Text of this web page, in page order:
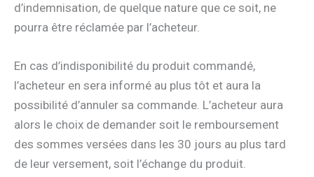
d’indemnisation, de quelque nature que ce soit, ne
pourra être réclamée par l’acheteur.
En cas d’indisponibilité du produit commandé,
l’acheteur en sera informé au plus tôt et aura la
possibilité d’annuler sa commande. L’acheteur aura
alors le choix de demander soit le remboursement
des sommes versées dans les 30 jours au plus tard
de leur versement, soit l’échange du produit.